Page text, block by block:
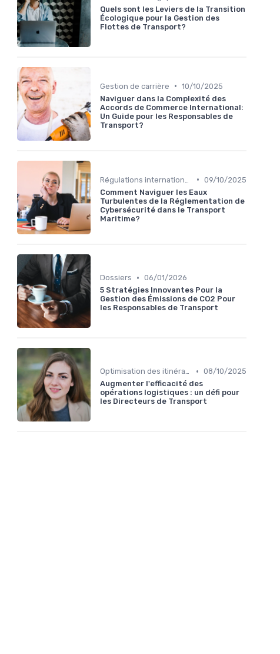
Quels sont les Leviers de la Transition
Écologique pour la Gestion des
Flottes de Transport?
Gestion de carrière • 10/10/2025
Naviguer dans la Complexité des
Accords de Commerce International:
Un Guide pour les Responsables de
Transport?
• 09/10/2025
Comment Naviguer les Eaux
Turbulentes de la Réglementation de
Cybersécurité dans le Transport
Maritime?
Dossiers • 06/01/2026
5 Stratégies Innovantes Pour la
Gestion des Émissions de CO2 Pour
les Responsables de Transport
Optimisation des itinéraires • 08/10/2025
Augmenter l'efficacité des
opérations logistiques : un défi pour
les Directeurs de Transport